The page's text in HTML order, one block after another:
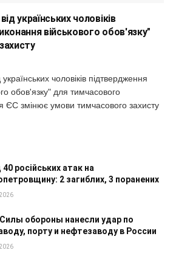
українських чоловіків
військового обов'язку"
чоловіків підтвердження
обов'язку" для тимчасового
ЄС змінює умови тимчасового захисту
російських атак на
2 загиблих, 3 поранених
обороны нанесли удар по
порту и нефтезаводу в России